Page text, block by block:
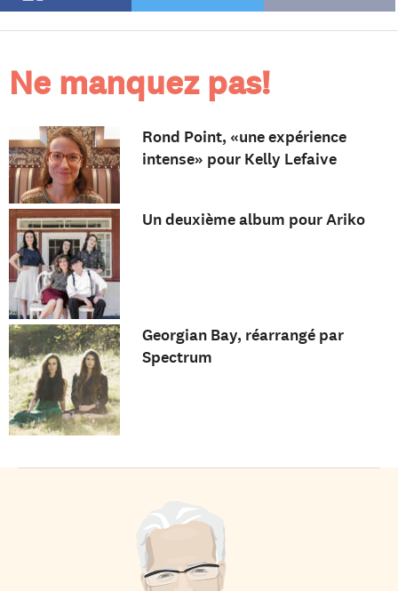
Ne manquez pas!
Rond Point, «une expérience
intense» pour Kelly Lefaive
Un deuxième album pour Ariko
Georgian Bay, réarrangé par
Spectrum